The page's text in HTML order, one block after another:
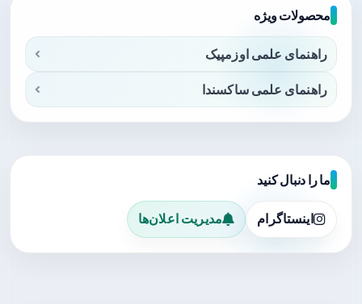
محصولات ویژه
راهنمای علمی اوزمپیک
راهنمای علمی ساکسندا
ما را دنبال کنید
اینستاگرام مدیریت اعلان‌ها